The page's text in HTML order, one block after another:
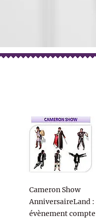
Cameron Show
AnniversaireLand :
évènement